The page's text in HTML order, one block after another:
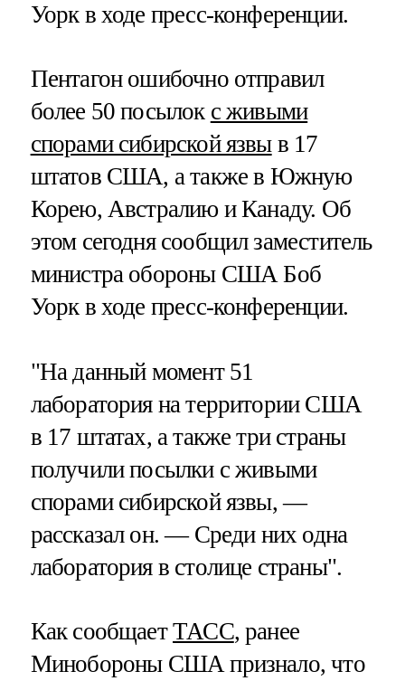
Уорк в ходе пресс-конференции.
Пентагон ошибочно отправил
более 50 посылок с живыми
спорами сибирской язвыв 17
штатов США, а также в Южную
Корею, Австралию и Канаду. Об
этом сегодня сообщил заместитель
министра обороны США Боб
Уорк в ходе пресс-конференции.
"На данный момент 51
лаборатория на территории США
в 17 штатах, а также три страны
получили посылки с живыми
спорами сибирской язвы, —
рассказал он. — Среди них одна
лаборатория в столице страны".
Как сообщаетТАСС, ранее
Минобороны США признало, что